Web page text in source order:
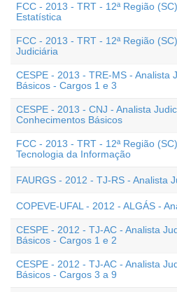
FCC - 2013 - TRT - 12ª Região
Estatística
FCC - 2013 - TRT - 12ª Região
Judiciária
CESPE - 2013 - TRE-MS - Analista
Básicos - Cargos 1 e 3
CESPE - 2013 - CNJ - Analista
Conhecimentos Básicos
FCC - 2013 - TRT - 12ª Região
Tecnologia da Informação
FAURGS - 2012 - TJ-RS - Analista
COPEVE-UFAL - 2012 - ALGÁS -
CESPE - 2012 - TJ-AC - Analista
Básicos - Cargos 1 e 2
CESPE - 2012 - TJ-AC - Analista
Básicos - Cargos 3 a 9